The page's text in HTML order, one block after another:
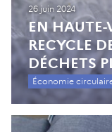
Économie
EN HAUTE-
RECYCLE
DÉCHETS
26 juin 2024